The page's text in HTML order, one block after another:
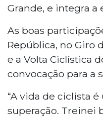
Grande, e integra a
As boas
República, no Giro
e a Volta Ciclística
convocação para a
“A vida de ciclista
superação. Treinei